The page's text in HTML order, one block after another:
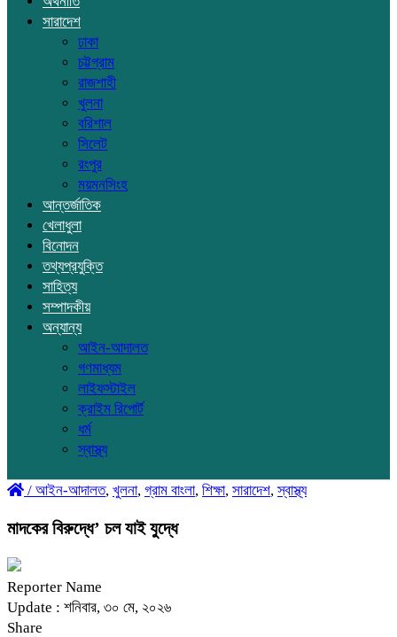
সারাদেশ
ঢাকা
চট্টগ্রাম
রাজশাহী
খুলনা
বরিশাল
সিলেট
রংপুর
ময়মনসিংহ
আন্তর্জাতিক
খেলাধুলা
বিনোদন
তথ্যপ্রযুক্তি
সাহিত্য
সম্পাদকীয়
অন্যান্য
আইন-আদালত
গণমাধ্যম
লাইফস্টাইল
ক্রাইম রিপোর্ট
ধর্ম
স্বাস্থ্য
/ আইন-আদালত, খুলনা, গ্রাম বাংলা, শিক্ষা, সারাদেশ,স্বাস্থ্য
মাদকের বিরুদ্ধে’ চল যাই যুদ্ধে
Reporter Name
Update : শনিবার, ৩০ মে, ২০২৬
Share